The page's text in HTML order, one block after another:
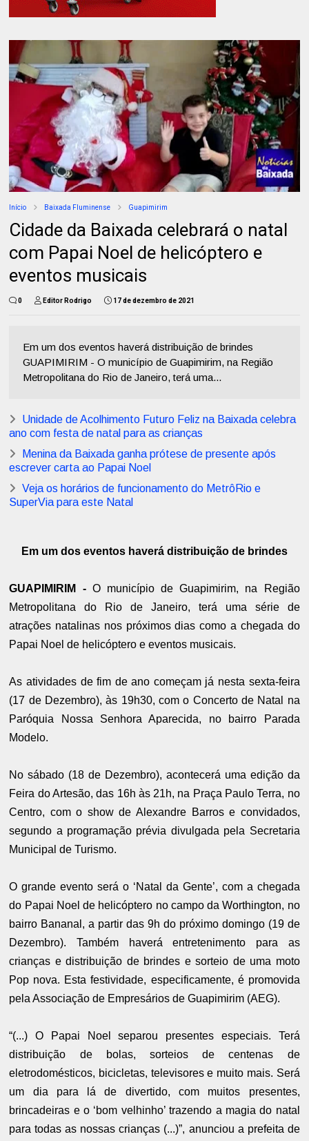
Início Baixada Fluminense Guapimirim
Cidade da Baixada celebrará o natal
com Papai Noel de helicóptero e
eventos musicais
0 Editor Rodrigo 17 de dezembro de 2021
Em um dos eventos haverá distribuição de brindes
GUAPIMIRIM - O município de Guapimirim, na Região
Metropolitana do Rio de Janeiro, terá uma...
Unidade de Acolhimento Futuro Feliz na Baixada celebra
ano com festa de natal para as crianças
Menina da Baixada ganha prótese de presente após
escrever carta ao Papai Noel
Veja os horários de funcionamento do MetrôRio e
SuperVia para este Natal
Em um dos eventos haverá distribuição de brindes
GUAPIMIRIM - O município de Guapimirim, na Região
Metropolitana do Rio de Janeiro, terá uma série de
atrações natalinas nos próximos dias como a chegada do
Papai Noel de helicóptero e eventos musicais.
As atividades de fim de ano começam já nesta sexta-feira
(17 de Dezembro), às 19h30, com o Concerto de Natal na
Paróquia Nossa Senhora Aparecida, no bairro Parada
Modelo.
No sábado (18 de Dezembro), acontecerá uma edição da
Feira do Artesão, das 16h às 21h, na Praça Paulo Terra, no
Centro, com o show de Alexandre Barros e convidados,
segundo a programação prévia divulgada pela Secretaria
Municipal de Turismo.
O grande evento será o ‘Natal da Gente’, com a chegada
do Papai Noel de helicóptero no campo da Worthington, no
bairro Bananal, a partir das 9h do próximo domingo (19 de
Dezembro). Também haverá entretenimento para as
crianças e distribuição de brindes e sorteio de uma moto
Pop nova. Esta festividade, especificamente, é promovida
pela Associação de Empresários de Guapimirim (AEG).
“(...) O Papai Noel separou presentes especiais. Terá
distribuição de bolas, sorteios de centenas de
eletrodomésticos, bicicletas, televisores e muito mais. Será
um dia para lá de divertido, com muitos presentes,
brincadeiras e o ‘bom velhinho’ trazendo a magia do natal
para todas as nossas crianças (...)”, anunciou a prefeita de